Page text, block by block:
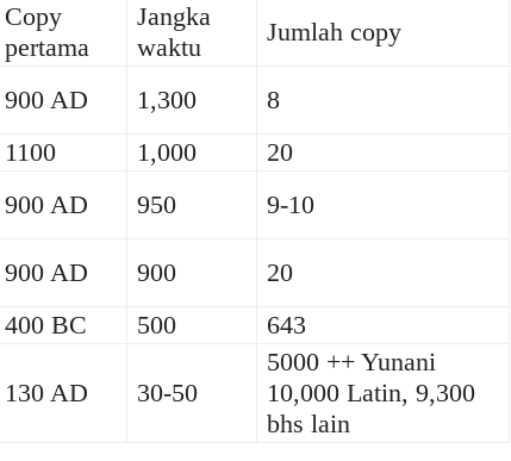
Copy
pertama
Jangka
waktu
Jumlah copy
900 AD 1,300
8
1100 1,000
20
900 AD 950 9-10
900 AD 900
20
400 BC 500 643
130 AD 30-50
5000 ++ Yunani
10,000 Latin, 9,300
bhs lain